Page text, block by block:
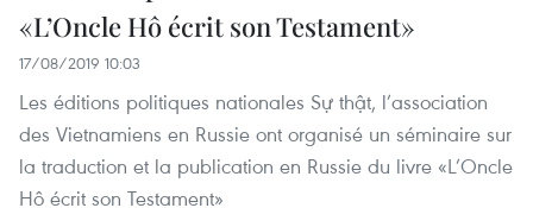
«L’Oncle Hô écrit son Testament»
17/08/2019 10:03
Les éditions politiques nationales Sự thật, l’association
des Vietnamiens en Russie ont organisé un séminaire sur
la traduction et la publication en Russie du livre «L’Oncle
Hô écrit son Testament»